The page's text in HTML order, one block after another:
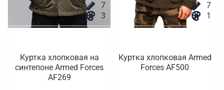
7
3
Куртка хлопковая на
синтепоне Armed Forces
AF269
7
1
Куртка хлопковая Armed
Forces AF500